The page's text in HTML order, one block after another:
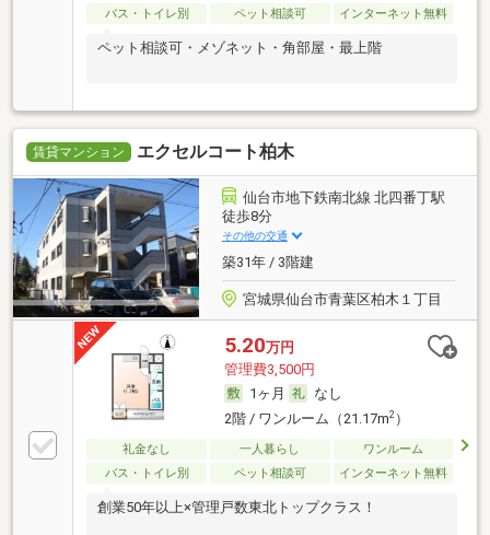
バス・トイレ別
ペット相談可 インターネット無料
ペット相談可・メゾネット・角部屋・最上階
賃貸マンション エクセルコート柏木
仙台市地下鉄南北線 北四番丁駅
徒歩8分
その他の交通
築31年 / 3階建
宮城県仙台市青葉区柏木１丁目
5.20万円
管理費3,500円
1ヶ月
なし
2階 / ワンルーム（21.17m2）
礼金なし 一人暮らし
ワンルーム
バス・トイレ別
ペット相談可 インターネット無料
創業50年以上×管理戸数東北トップクラス！